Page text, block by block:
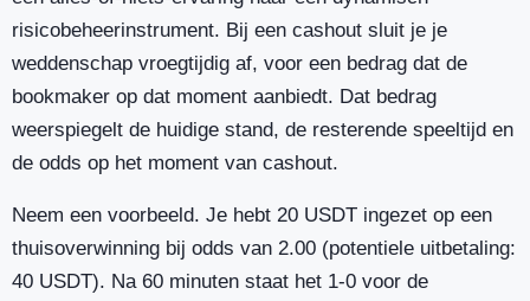
risicobeheerinstrument. Bij een cashout sluit je je
weddenschap vroegtijdig af, voor een bedrag dat de
bookmaker op dat moment aanbiedt. Dat bedrag
weerspiegelt de huidige stand, de resterende speeltijd en
de odds op het moment van cashout.
Neem een voorbeeld. Je hebt 20 USDT ingezet op een
thuisoverwinning bij odds van 2.00 (potentiele uitbetaling:
40 USDT). Na 60 minuten staat het 1-0 voor de